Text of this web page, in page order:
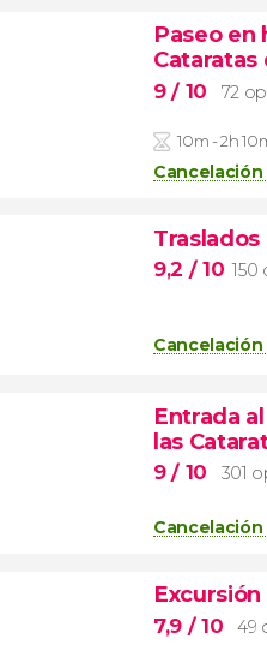
Paseo en
Cataratas
9/ 10 72
10m - 2h
Traslados
9,2 / 10 150
Entrada
las
9/ 10 301
7,9 / 10 49